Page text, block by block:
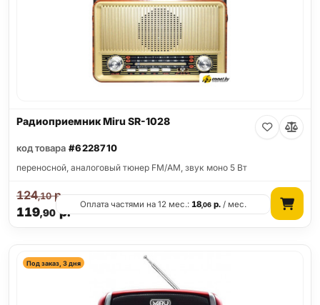
Радиоприемник Miru SR-1028
код товара #6228710
переносной, аналоговый тюнер FM/AM, звук моно 5 Вт
119,90р.
124,10р.
Оплата частями на 12 мес.:18,06 р. / мес.
Под заказ, 3 дня